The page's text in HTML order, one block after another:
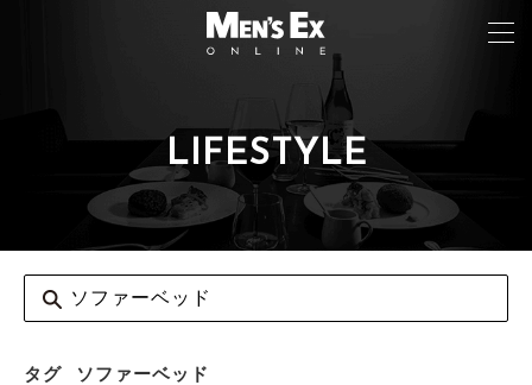
LIFESTYLE
タグ ソファーベッド
FASHION
CAR&BIKE
LIFESTYLE